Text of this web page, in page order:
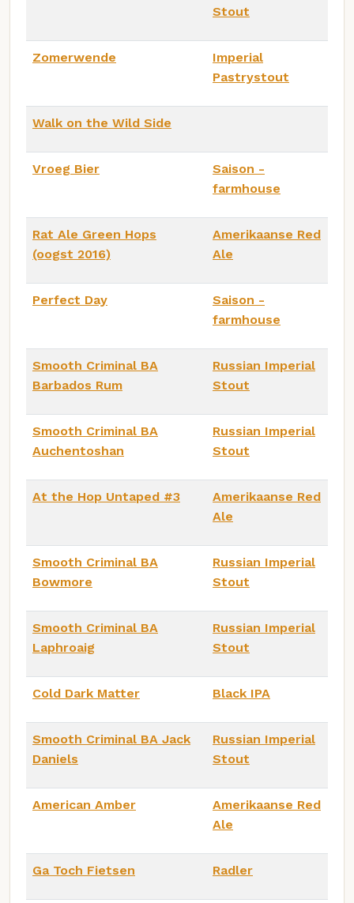
Stout
Zomerwende
Imperial
Pastrystout
Walk on the Wild Side
Vroeg Bier
Saison -
farmhouse
Rat Ale Green Hops
(oogst 2016)
Amerikaanse Red
Ale
Perfect Day
Saison -
farmhouse
Smooth Criminal BA
Barbados Rum
Russian Imperial
Stout
Smooth Criminal BA
Auchentoshan
Russian Imperial
Stout
At the Hop Untaped #3
Amerikaanse Red
Ale
Smooth Criminal BA
Bowmore
Russian Imperial
Stout
Smooth Criminal BA
Laphroaig
Russian Imperial
Stout
Cold Dark Matter Black IPA
Smooth Criminal BA Jack
Daniels
Russian Imperial
Stout
American Amber
Amerikaanse Red
Ale
Ga Toch Fietsen Radler